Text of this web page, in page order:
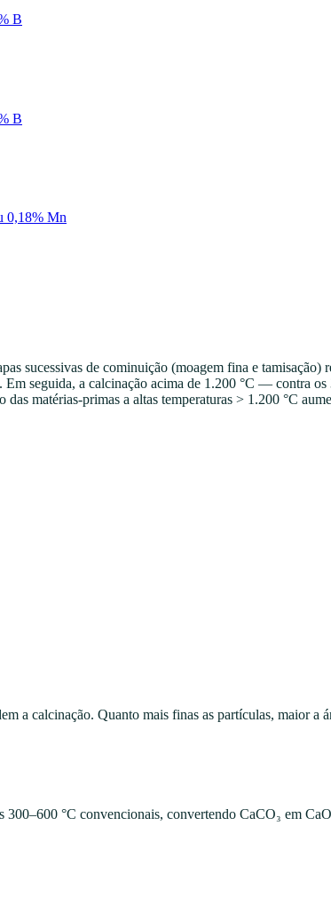
B
B
0,18% Mn
sucessivas de cominuição (moagem fina e
Em seguida, a calcinação acima de 1.200 °C — contra
matérias-primas a altas temperaturas > 1.200 °C
a calcinação. Quanto mais finas as partículas, maior
300–600 °C convencionais, convertendo CaCO₃ em